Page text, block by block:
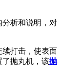
析和说明，对
打击，使表面
了抛丸机，该抛